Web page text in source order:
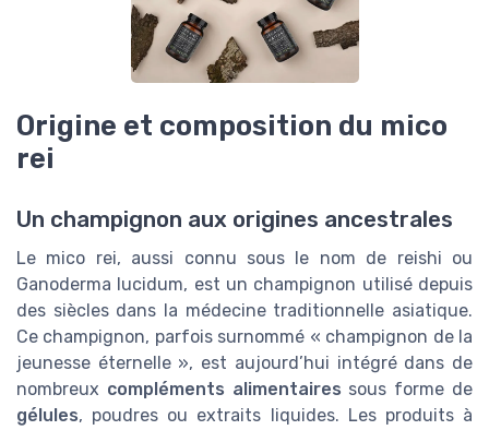
Origine et composition du mico
rei
Un champignon aux origines ancestrales
Le mico rei, aussi connu sous le nom de reishi ou
Ganoderma lucidum, est un champignon utilisé depuis
des siècles dans la médecine traditionnelle asiatique.
Ce champignon, parfois surnommé « champignon de la
jeunesse éternelle », est aujourd’hui intégré dans de
nombreux compléments alimentaires sous forme de
gélules, poudres ou extraits liquides. Les produits à